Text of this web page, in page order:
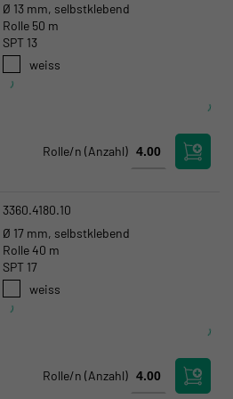
Ø 13 mm, selbstklebend
Rolle 50 m
SPT 13
weiss
Rolle/n (Anzahl)
3360.4180.10
Ø 17 mm, selbstklebend
Rolle 40 m
SPT 17
weiss
Rolle/n (Anzahl)